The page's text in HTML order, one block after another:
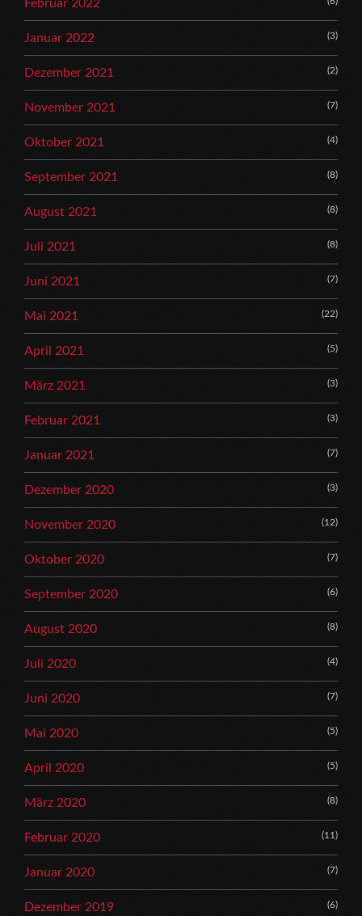
Februar 2022
Januar 2022 (3)
Dezember 2021 (2)
November 2021 (7)
Oktober 2021 (4)
September 2021 (8)
August 2021 (8)
Juli 2021 (8)
Juni 2021 (7)
Mai 2021 (22)
April 2021 (5)
März 2021 (3)
Februar 2021 (3)
Januar 2021 (7)
Dezember 2020 (3)
November 2020 (12)
Oktober 2020 (7)
September 2020 (6)
August 2020 (8)
Juli 2020 (4)
Juni 2020 (7)
Mai 2020 (5)
April 2020 (5)
März 2020 (8)
Februar 2020 (11)
Januar 2020 (7)
Dezember 2019 (6)